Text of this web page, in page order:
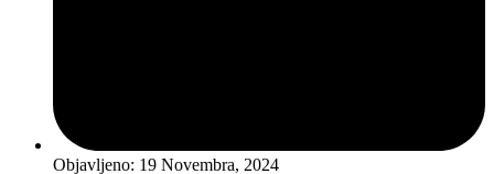
Objavljeno: 19 Novembra, 2024